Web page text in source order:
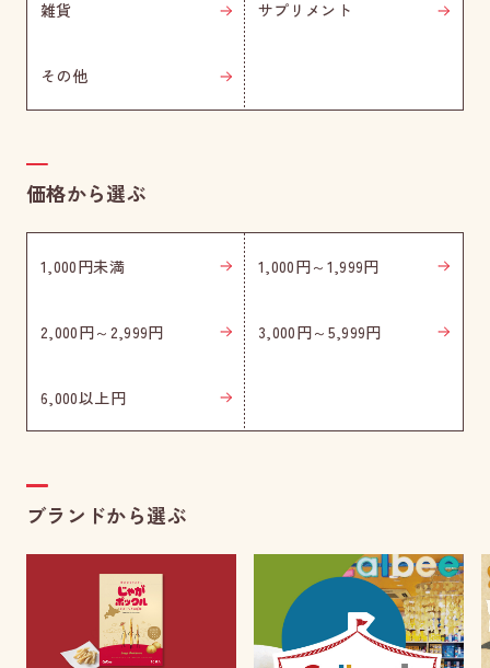
雑貨 サプリメント
その他
価格から選ぶ
1,000円未満 1,000円～1,999円
2,000円～2,999円 3,000円～5,999円
6,000以上円
ブランドから選ぶ